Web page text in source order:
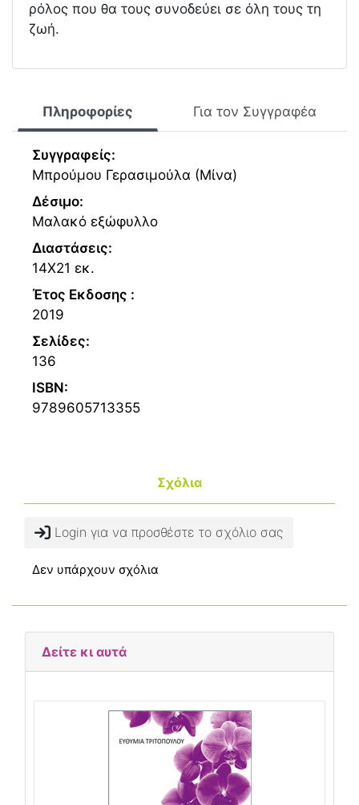
ρόλος που θα τους συνοδεύει σε όλη τους τη
ζωή.
Πληροφορίες Για τον Συγγραφέα
Συγγραφείς:
Μπρούμου Γερασιμούλα (Μίνα)
Δέσιμο:
Μαλακό εξώφυλλο
Διαστάσεις:
14Χ21 εκ.
Έτος Εκδοσης :
2019
Σελίδες:
136
ISBN:
9789605713355
Σχόλια
Login για να προσθέστε το σχόλιο σας
Δεν υπάρχουν σχόλια
Δείτε κι αυτά